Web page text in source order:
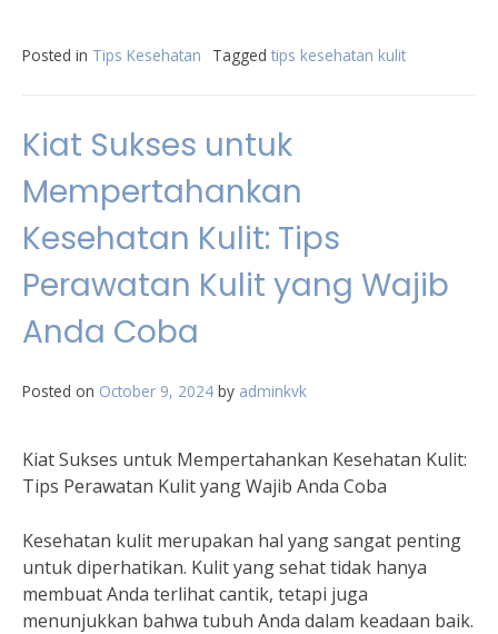
Posted in Tips Kesehatan Tagged tips kesehatan kulit
Kiat Sukses untuk
Mempertahankan
Kesehatan Kulit: Tips
Perawatan Kulit yang Wajib
Anda Coba
Posted on October 9, 2024 by adminkvk
Kiat Sukses untuk Mempertahankan Kesehatan Kulit:
Tips Perawatan Kulit yang Wajib Anda Coba
Kesehatan kulit merupakan hal yang sangat penting
untuk diperhatikan. Kulit yang sehat tidak hanya
membuat Anda terlihat cantik, tetapi juga
menunjukkan bahwa tubuh Anda dalam keadaan baik.